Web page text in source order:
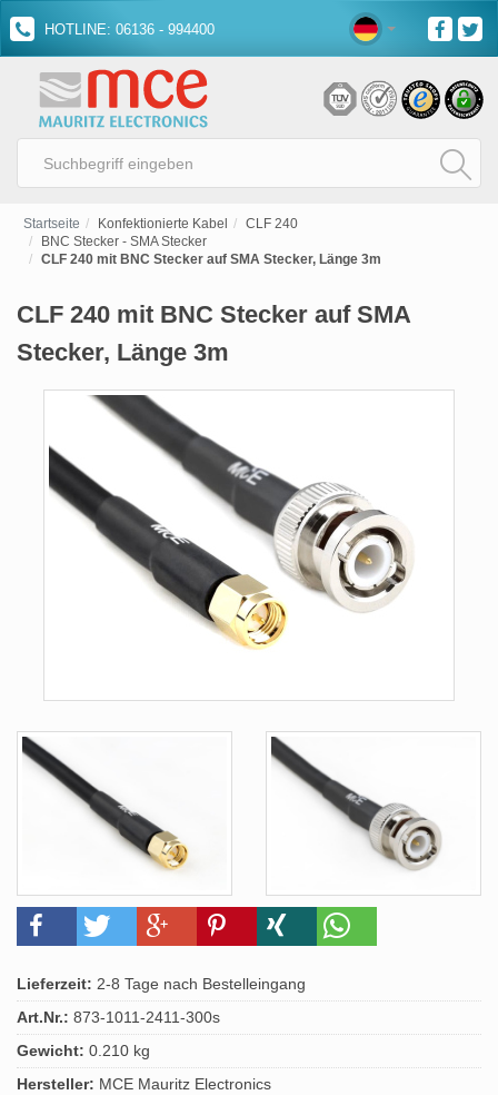
HOTLINE: 06136 - 994400
Startseite Konfektionierte Kabel
CLF 240
BNC Stecker - SMA Stecker
CLF 240 mit BNC Stecker auf SMA Stecker, Länge 3m
CLF 240 mit BNC Stecker auf SMA
Stecker, Länge 3m
Lieferzeit: 2-8 Tage nach Bestelleingang
Art.Nr.: 873-1011-2411-300s
Gewicht: 0.210 kg
Hersteller: MCE Mauritz Electronics